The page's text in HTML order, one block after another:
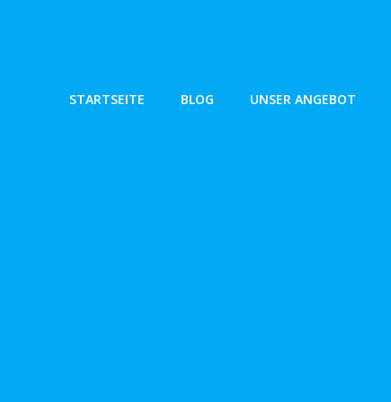
STARTSEITE BLOG UNSER ANGEBOT